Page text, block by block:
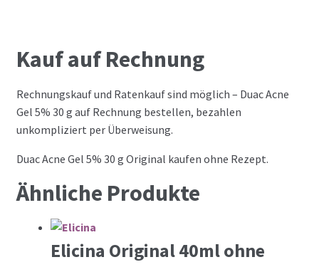
Kauf auf Rechnung
Rechnungskauf und Ratenkauf sind möglich – Duac Acne
Gel 5% 30 g auf Rechnung bestellen, bezahlen
unkompliziert per Überweisung.
Duac Acne Gel 5% 30 g Original kaufen ohne Rezept.
Ähnliche Produkte
Elicina Original 40ml ohne